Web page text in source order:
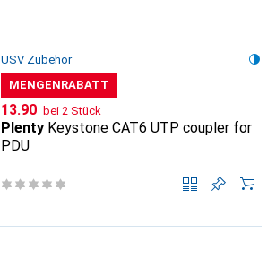
USV Zubehör
MENGENRABATT
CHF
13.90 bei 2 Stück
Plenty Keystone CAT6 UTP coupler for
PDU